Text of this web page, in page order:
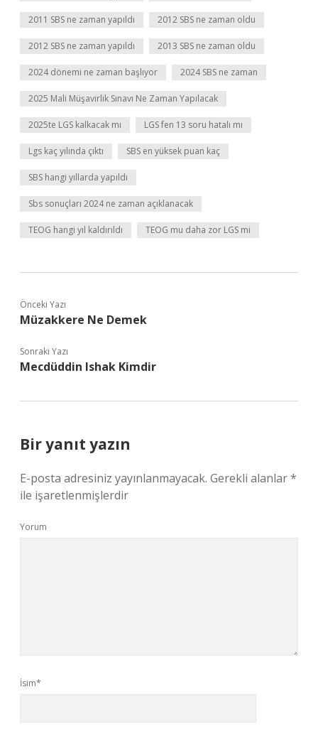
2011 SBS ne zaman yapıldı 2012 SBS ne zaman oldu
2012 SBS ne zaman yapıldı 2013 SBS ne zaman oldu
2024 dönemi ne zaman başlıyor 2024 SBS ne zaman
2025 Mali Müşavirlik Sınavı Ne Zaman Yapılacak
2025te LGS kalkacak mı LGS fen 13 soru hatalı mı
Lgs kaç yılında çıktı SBS en yüksek puan kaç
SBS hangi yıllarda yapıldı
Sbs sonuçları 2024 ne zaman açıklanacak
TEOG hangi yıl kaldırıldı TEOG mu daha zor LGS mi
Önceki Yazı
Müzakkere Ne Demek
Sonraki Yazı
Mecdüddin Ishak Kimdir
Bir yanıt yazın
E-posta adresiniz yayınlanmayacak. Gerekli alanlar*
ile işaretlenmişlerdir
Yorum
İsim*